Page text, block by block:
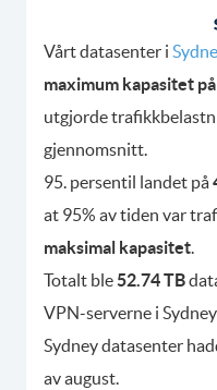
Vårt datasenter i
maximum kapasitet
utgjorde
gjennomsnitt.
95. persentil landet på
at 95% av tiden var
maksimal kapasitet.
Totalt ble52.74 TB
VPN-serverne i Sydney
Sydney datasenter
av august.